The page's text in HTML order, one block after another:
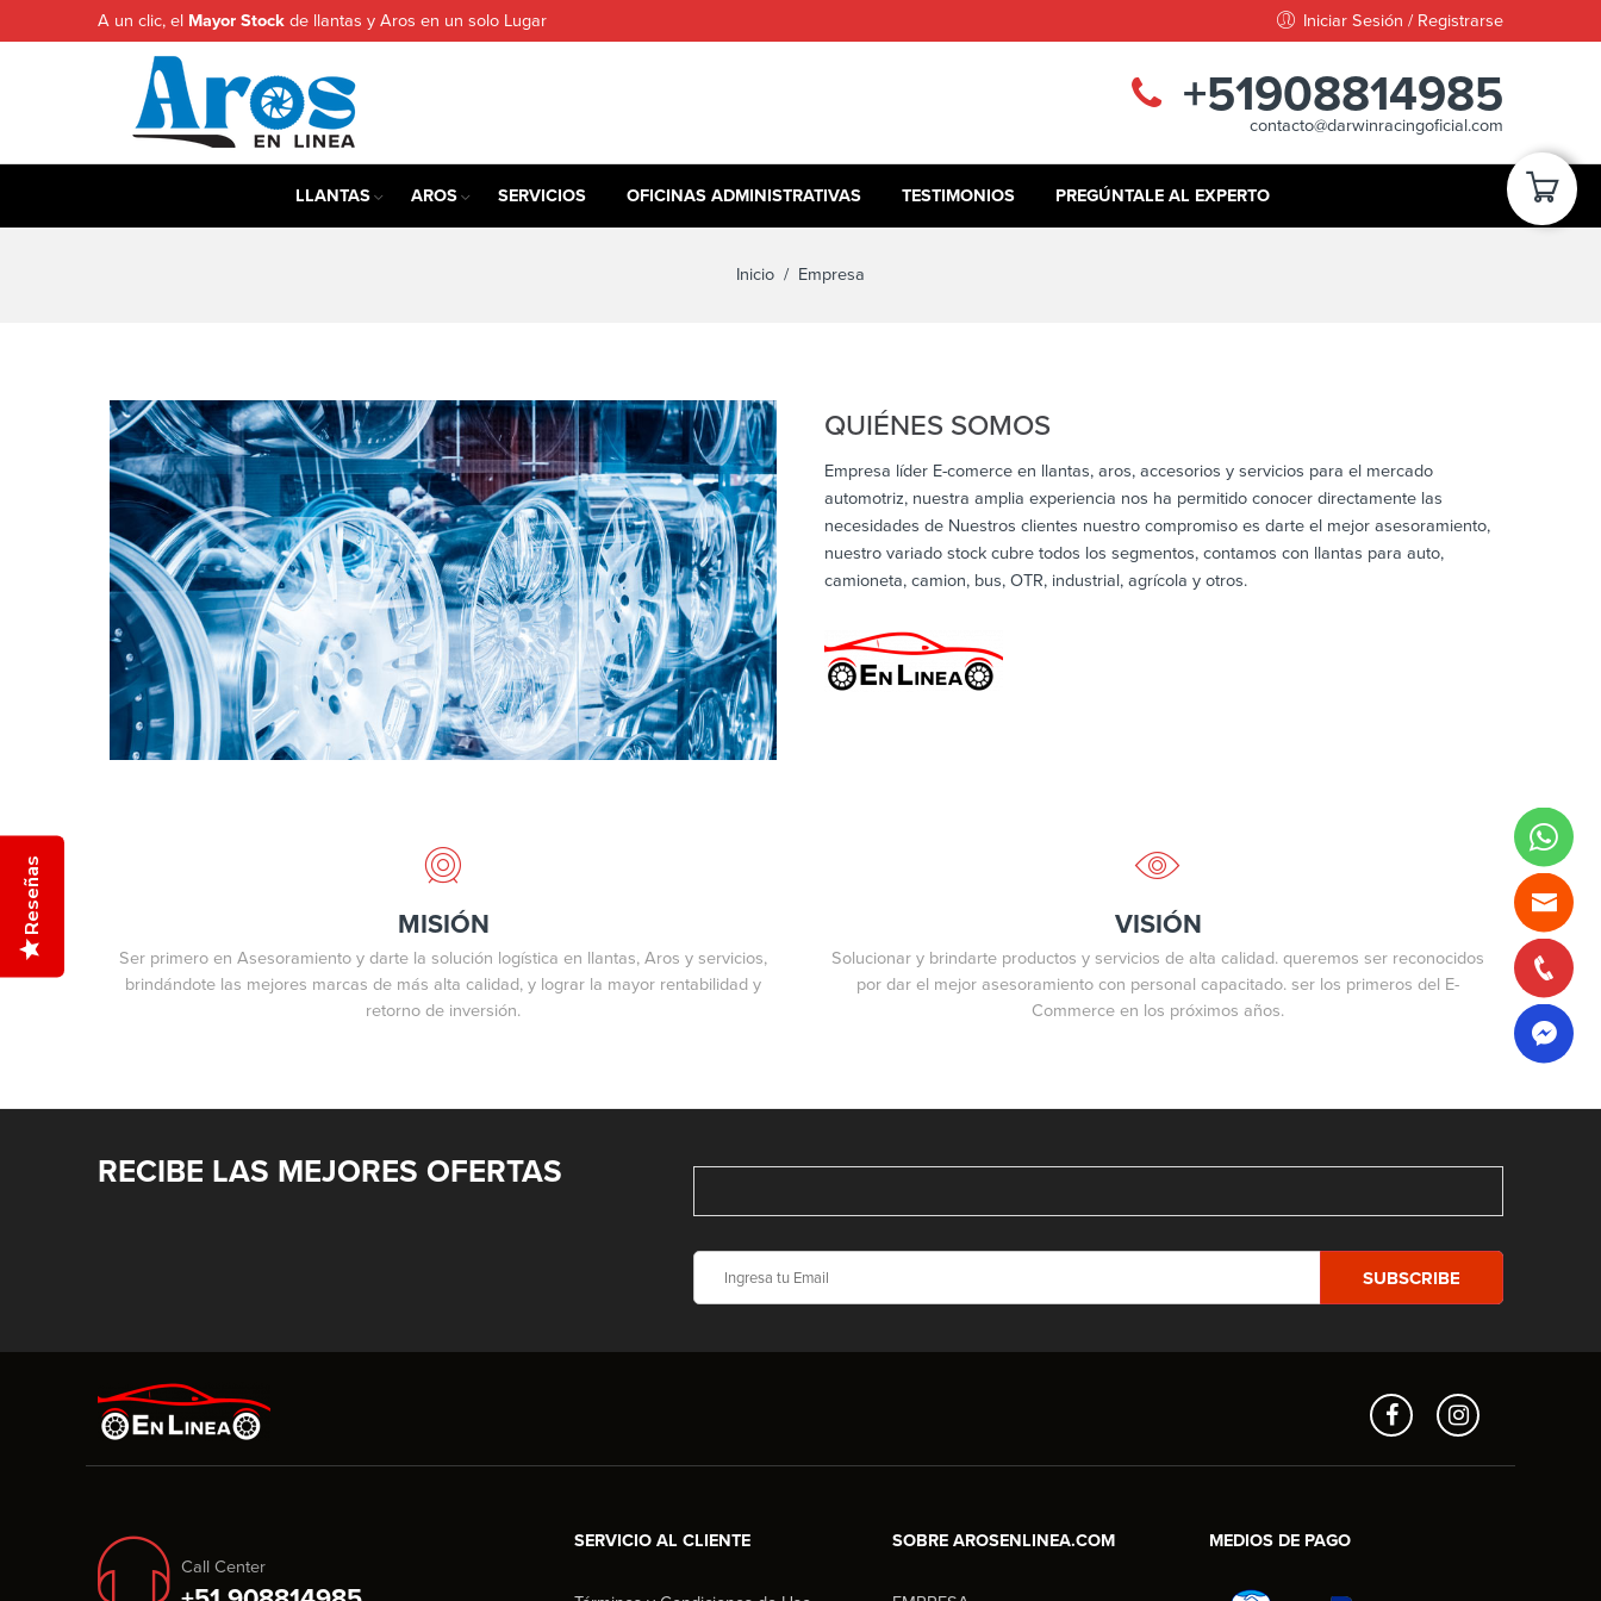
A un clic, el Mayor Stock de llantas y Aros en un solo Lugar Iniciar Sesión / Registrarse
+51908814985
contacto@darwinracingoficial.com
LLANTAS AROS SERVICIOS OFICINAS ADMINISTRATIVAS TESTIMONIOS PREGÚNTALE AL EXPERTO
Inicio / Empresa
QUIÉNES SOMOS
Empresa líder E-comerce en llantas, aros, accesorios y servicios para el mercado
automotriz, nuestra amplia experiencia nos ha permitido conocer directamente las
necesidades de Nuestros clientes nuestro compromiso es darte el mejor asesoramiento,
nuestro variado stock cubre todos los segmentos, contamos con llantas para auto,
camioneta, camion, bus, OTR, industrial, agrícola y otros.
MISIÓN
Ser primero en Asesoramiento y darte la solución logística en llantas, Aros y servicios,
brindándote las mejores marcas de más alta calidad, y lograr la mayor rentabilidad y
retorno de inversión.
VISIÓN
Solucionar y brindarte productos y servicios de alta calidad. queremos ser reconocidos
por dar el mejor asesoramiento con personal capacitado. ser los primeros del E-
Commerce en los próximos años.
RECIBE LAS MEJORES OFERTAS
Call Center
SERVICIO AL CLIENTE SOBRE AROSENLINEA.COM MEDIOS DE PAGO
Reseñas
Asesor Comercial